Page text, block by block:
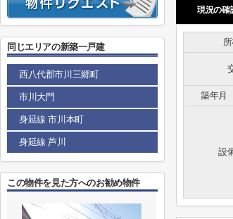
現況の確
築年月
設
同じエリアの新築一戸建
西八代郡市川三郷町
市川大門
身延線 市川本町
身延線 芦川
この物件を見た方へのお勧め物件